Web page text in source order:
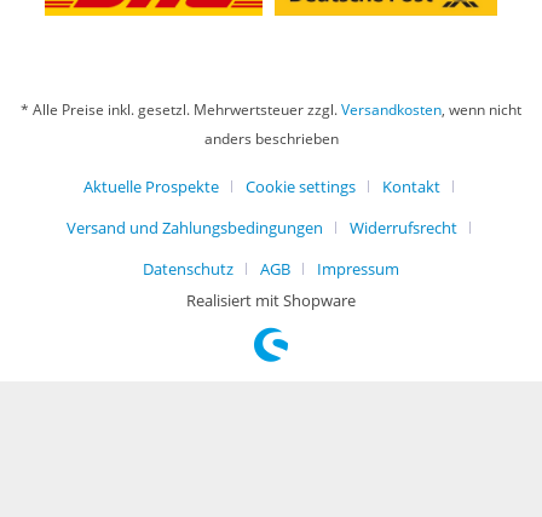
* Alle Preise inkl. gesetzl. Mehrwertsteuer zzgl.Versandkosten, wenn nicht
anders beschrieben
Aktuelle Prospekte Cookie settings
Kontakt
Versand und Zahlungsbedingungen
Widerrufsrecht
Datenschutz
AGB
Impressum
Realisiert mit Shopware